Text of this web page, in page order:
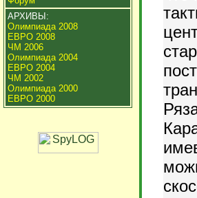
АРХИВЫ:
Олимпиада 2008
ЕВРО 2008
ЧМ 2006
Олимпиада 2004
ЕВРО 2004
ЧМ 2002
Олимпиада 2000
ЕВРО 2000